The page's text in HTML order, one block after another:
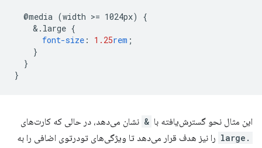
@media (width >= 1024px)
{
& .large {
font-size : 1.25rem ;
}
}
}
این مثال نحو گسترش‌یافته با & نشان می‌دهد، در حالی که کارت‌های
.large
را نیز هدف قرار می‌دهد تا ویژگی‌های تودرتوی اضافی را به